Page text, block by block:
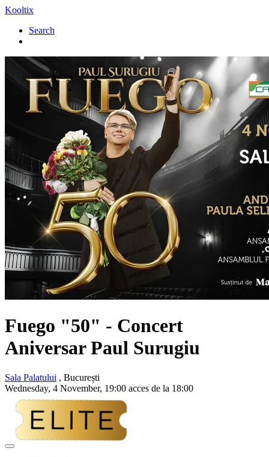
Kooltix
Search
Fuego "50" - Concert
AniversarPaul Surugiu
Sala Palatului , București
Wednesday, 4 November, 19:00 acces de la 18:00
Adaugă